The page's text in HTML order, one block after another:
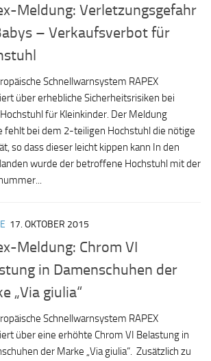
Meldung: Verletzungsgefahr
– Verkaufsverbot für
Schnellwarnsystem RAPEX
über erhebliche Sicherheitsrisiken bei
für Kleinkinder. Der Meldung
fehlt bei dem 2-teiligen Hochstuhl die nötige
so dass dieser leicht kippen kann In den
wurde der betroffene Hochstuhl mit der
17. OKTOBER 2015
Meldung: Chrom VI
in Damenschuhen der
„Via giulia“
Schnellwarnsystem RAPEX
über eine erhöhte Chrom VI Belastung in
der Marke „Via giulia“. Zusätzlich zu